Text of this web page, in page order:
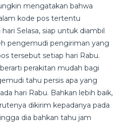
mengatakan bahwa
kode pos tertentu
Selasa, siap untuk diambil
pengemudi pengiriman yang
tersebut setiap hari Rabu.
perakitan mudah bagi
tahu persis apa yang
hari Rabu. Bahkan lebih baik,
dikirim kepadanya pada
dia bahkan tahu jam